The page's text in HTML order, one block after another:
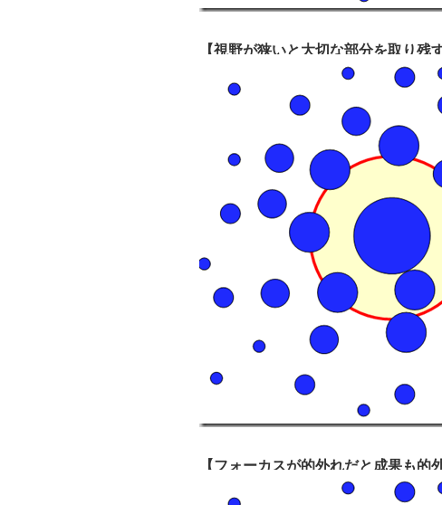
【視野が狭いと大切な部分を取り残す
【フォーカスが的外れだと成果も的